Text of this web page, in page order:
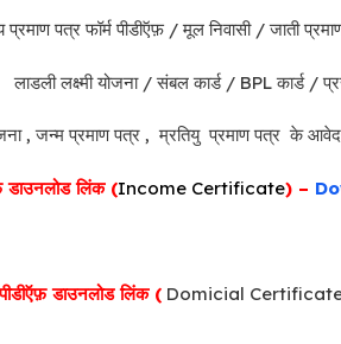
पत्र फॉर्म पीडीऍफ़ / मूल निवासी / जाती
लाडली लक्ष्मी योजना / संबल कार्ड / BPL कार्ड /
, जन्म प्रमाण पत्र , म्रतियु प्रमाण पत्र के
डाउनलोड लिंक (Income Certificate) –
डाउनलोड लिंक ( Domicial